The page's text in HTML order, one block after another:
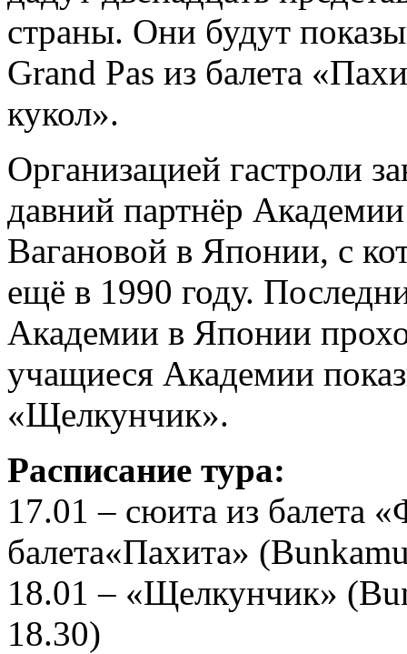
страны. Они будут
Grand Pas из балета
кукол».
Организацией гастроли
давний партнёр
Вагановой в Японии, с
ещё в 1990 году.
Академии в Японии
учащиеся Академии
«Щелкунчик».
Расписание тура:
17.01 – сюита из балета
балета«Пахита»
18.01 – «Щелкунчик»
18.30)